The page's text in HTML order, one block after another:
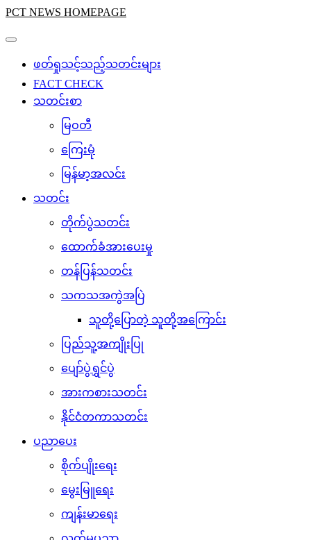
PCT NEWS HOMEPAGE
ဖတ်ရှုသင့်သည့်သတင်းများ
FACT CHECK
သတင်းစာ
မြဝတီ
ကြေးမုံ
မြန်မာ့အလင်း
သတင်း
တိုက်ပွဲသတင်း
ထောက်ခံအားပေးမှု
တန်ပြန်သတင်း
သကသအကွဲအပြဲ
သူတို့ပြောတဲ့ သူတို့အကြောင်း
ပြည်သူ့အကျိုးပြု
ပျော်ပွဲရွှင်ပွဲ
အားကစားသတင်း
နိုင်ငံတကာသတင်း
ပညာပေး
စိုက်ပျိုးရေး
မွေးမြူရေး
ကျန်းမာရေး